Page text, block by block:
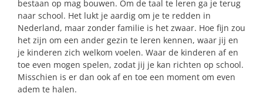
bestaan op mag bouwen. Om de taal te leren ga je terug
naar school. Het lukt je aardig om je te redden in
Nederland, maar zonder familie is het zwaar. Hoe fijn zou
het zijn om een ander gezin te leren kennen, waar jij en
je kinderen zich welkom voelen. Waar de kinderen af en
toe even mogen spelen, zodat jij je kan richten op school.
Misschien is er dan ook af en toe een moment om even
adem te halen.